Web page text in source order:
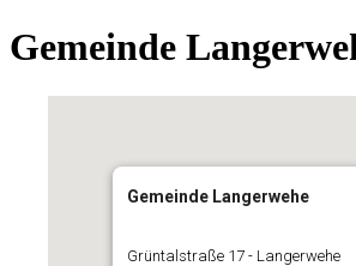
Gemeinde
Gemeinde Langerwehe
Grüntalstraße 17 - Langerwehe